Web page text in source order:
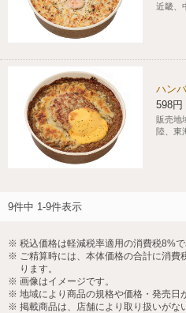
近畿、
ハン
598円
販売地
陸、東
9件中 1-9件表示
税込価格は軽減税率適用の消費税8%で
ご精算時には、本体価格の合計に消
ります。
画像はイメージです。
地域により商品の規格や価格・発売日
掲載商品は、店舗により取り扱いがな